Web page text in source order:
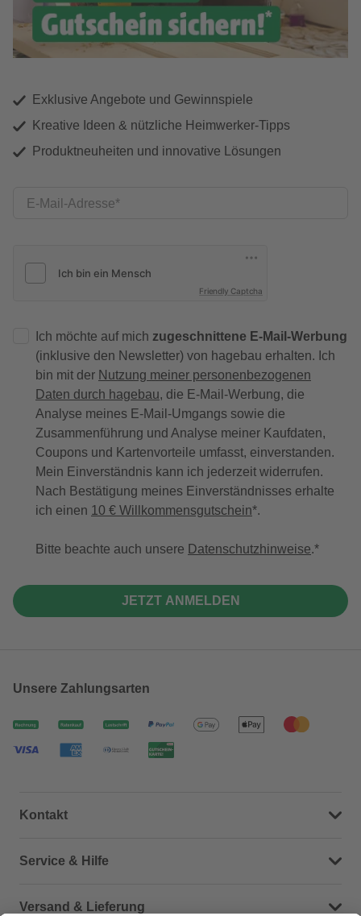
Exklusive Angebote und Gewinnspiele
Kreative Ideen & nützliche Heimwerker-Tipps
Produktneuheiten und innovative Lösungen
E-Mail-Adresse
Friendly Captcha
Ich möchte auf mich zugeschnittene E-Mail-Werbung
(inklusive den Newsletter) von hagebau erhalten. Ich
bin mit der Nutzung meiner personenbezogenen
Daten durch hagebau, die E-Mail-Werbung, die
Analyse meines E-Mail-Umgangs sowie die
Zusammenführung und Analyse meiner Kaufdaten,
Coupons und Kartenvorteile umfasst, einverstanden.
Mein Einverständnis kann ich jederzeit widerrufen.
Nach Bestätigung meines Einverständnisses erhalte
ich einen 10 € Willkommensgutschein*.
Bitte beachte auch unsere Datenschutzhinweise.
JETZT ANMELDEN
Unsere Zahlungsarten
Kontakt
Dein Kontakt zu uns
Service & Hilfe
Häufige Fragen (FAQ)
Versand & Lieferung